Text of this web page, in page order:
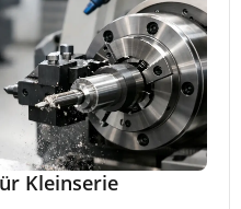
Kleinserie